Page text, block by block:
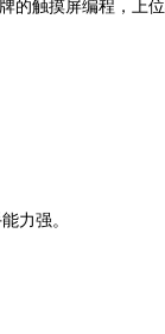
触摸屏编程，上位
力强。